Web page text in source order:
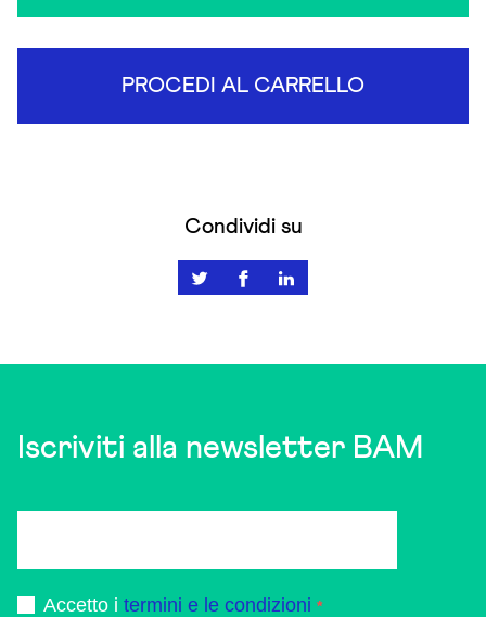
PROCEDI AL CARRELLO
Condividi su
Iscriviti alla newsletter BAM
Accetto i termini e le condizioni